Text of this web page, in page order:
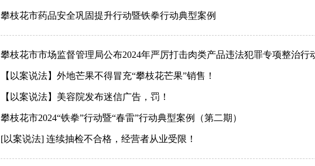
攀枝花市药品安全巩固提升行动暨铁拳行动典型案例
攀枝花市市场监督管理局公布2024年严厉打击肉类产品违法犯罪专项整治行
【以案说法】外地芒果不得冒充“攀枝花芒果”销售！
【以案说法】美容院发布迷信广告，罚！
攀枝花市2024“铁拳”行动暨“春雷”行动典型案例（第二期）
[以案说法] 连续抽检不合格，经营者从业受限！